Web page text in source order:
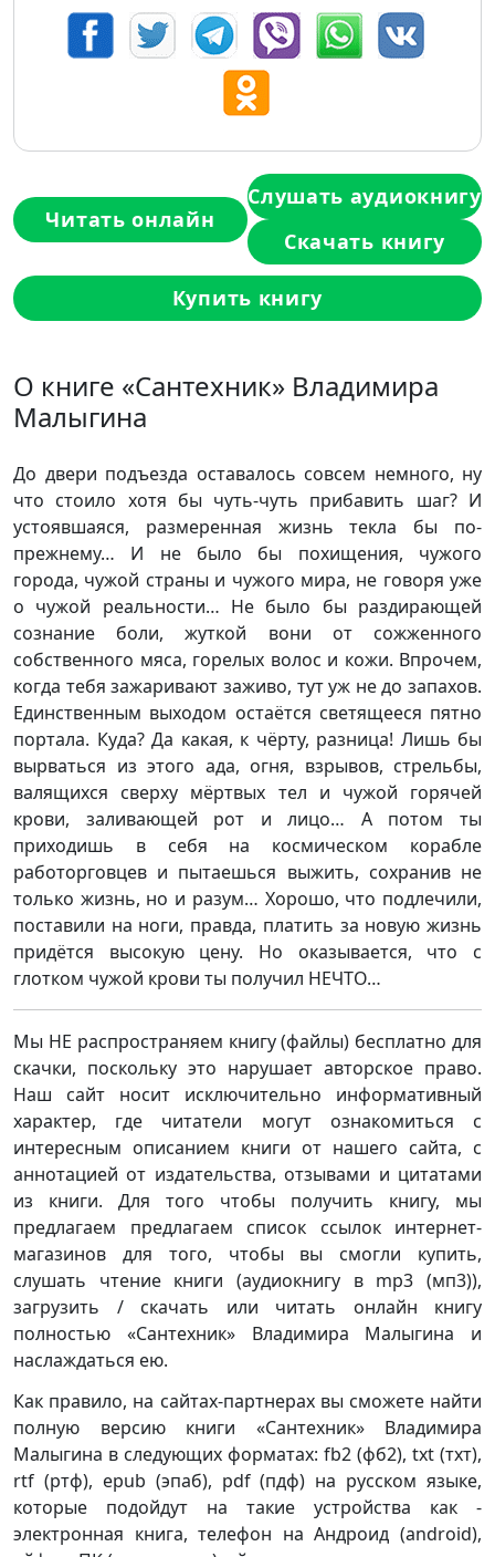
Читать онлайн
Слушать аудиокнигу
Скачать книгу
Купить книгу
О книге «Сантехник» Владимира
Малыгина
До двери подъезда оставалось совсем немного, ну
что стоило хотя бы чуть-чуть прибавить шаг? И
устоявшаяся, размеренная жизнь текла бы по-
прежнему… И не было бы похищения, чужого
города, чужой страны и чужого мира, не говоря уже
о чужой реальности… Не было бы раздирающей
сознание боли, жуткой вони от сожженного
собственного мяса, горелых волос и кожи. Впрочем,
когда тебя зажаривают заживо, тут уж не до запахов.
Единственным выходом остаётся светящееся пятно
портала. Куда? Да какая, к чёрту, разница! Лишь бы
вырваться из этого ада, огня, взрывов, стрельбы,
валящихся сверху мёртвых тел и чужой горячей
крови, заливающей рот и лицо… А потом ты
приходишь в себя на космическом корабле
работорговцев и пытаешься выжить, сохранив не
только жизнь, но и разум… Хорошо, что подлечили,
поставили на ноги, правда, платить за новую жизнь
придётся высокую цену. Но оказывается, что с
глотком чужой крови ты получил НЕЧТО…
Мы НЕ распространяем книгу (файлы) бесплатно для
скачки, поскольку это нарушает авторское право.
Наш сайт носит исключительно информативный
характер, где читатели могут ознакомиться с
интересным описанием книги от нашего сайта, с
аннотацией от издательства, отзывами и цитатами
из книги. Для того чтобы получить книгу, мы
предлагаем предлагаем список ссылок интернет-
магазинов для того, чтобы вы смогли купить,
слушать чтение книги (аудиокнигу в mp3 (мп3)),
загрузить / скачать или читать онлайн книгу
полностью «Сантехник» Владимира Малыгина и
наслаждаться ею.
Как правило, на сайтах-партнерах вы сможете найти
полную версию книги «Сантехник» Владимира
Малыгина в следующих форматах: fb2 (фб2), txt (тхт),
rtf (ртф), epub (эпаб), pdf (пдф) на русском языке,
которые подойдут на такие устройства как -
электронная книга, телефон на Андроид (android),